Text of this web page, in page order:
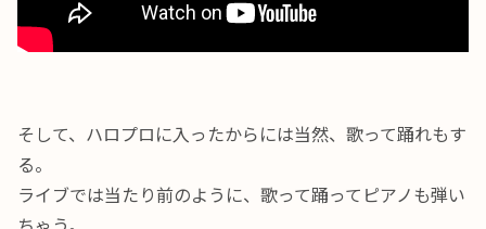
そして、ハロプロに入ったからには当然、歌って踊れもす
る。
ライブでは当たり前のように、歌って踊ってピアノも弾い